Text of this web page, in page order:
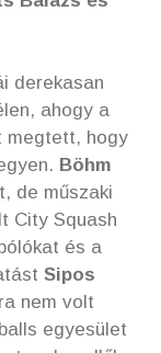
derekasan
ahogy a
megtett, hogy
Böhm
de műszaki
City Squash
és a
Sipos
nem volt
egyesület